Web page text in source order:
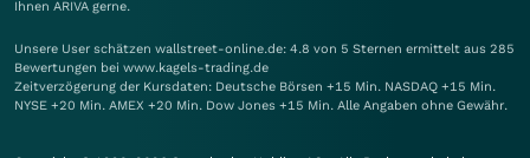
Ihnen ARIVA gerne.
Unsere User schätzen wallstreet-online.de: 4.8 von 5 Sternen ermittelt aus 285
Bewertungen bei www.kagels-trading.de
Zeitverzögerung der Kursdaten: Deutsche Börsen +15 Min. NASDAQ +15 Min.
NYSE +20 Min. AMEX +20 Min. Dow Jones +15 Min. Alle Angaben ohne Gewähr.